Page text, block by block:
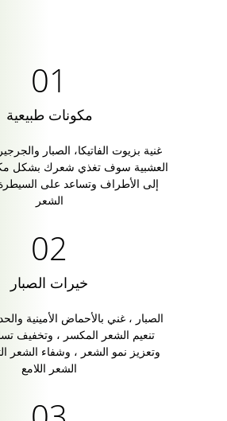
مكونات طبيعية
غنية بزيوت الفاتيكا، الصبار
العشبية سوف تغذي شعرك بشكل
إلى الأطراف وتساعد على
الشعر
خيرات الصبار
الصبار ، غني بالأحماض الأمينية
تنعيم الشعر المكسر ، وتخفيف
وتعزيز نمو الشعر ، وشفاء الشعر
الشعر اللامع